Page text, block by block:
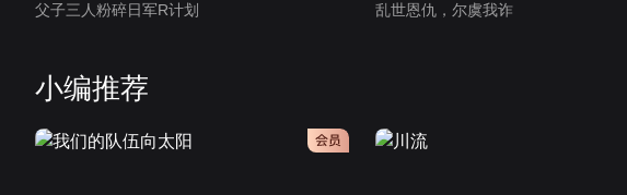
父子三人粉碎日军R计划 乱世恩仇，尔虞我诈
小编推荐
会员